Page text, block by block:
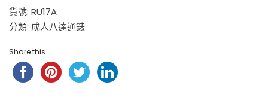
貨號: RU17A
分類: 成人八達通錶
Share this...